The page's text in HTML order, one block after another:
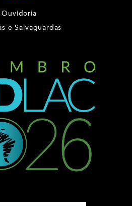
Ouvidoria
e Salvaguardas